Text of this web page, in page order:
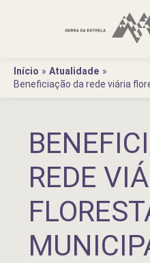
Início
Atualidade
Beneficiação da rede viária
REDE